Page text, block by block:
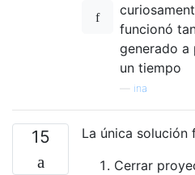
funcionó
generado a
un tiempo
ina
15
La única solución
Cerrar